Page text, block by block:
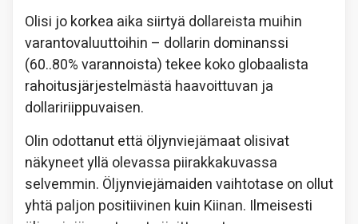
Olisi jo korkea aika siirtyä dollareista muihin
varantovaluuttoihin – dollarin dominanssi
(60..80% varannoista) tekee koko globaalista
rahoitusjärjestelmästä haavoittuvan ja
dollaririippuvaisen.
Olin odottanut että öljynviejämaat olisivat
näkyneet yllä olevassa piirakkakuvassa
selvemmin. Öljynviejämaiden vaihtotase on ollut
yhtä paljon positiivinen kuin Kiinan. Ilmeisesti